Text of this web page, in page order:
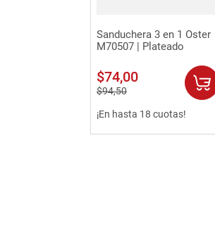
Sanduchera 3 en 1 Oster
M70507 | Plateado
$74,00
$94,50
¡En hasta 18 cuotas!